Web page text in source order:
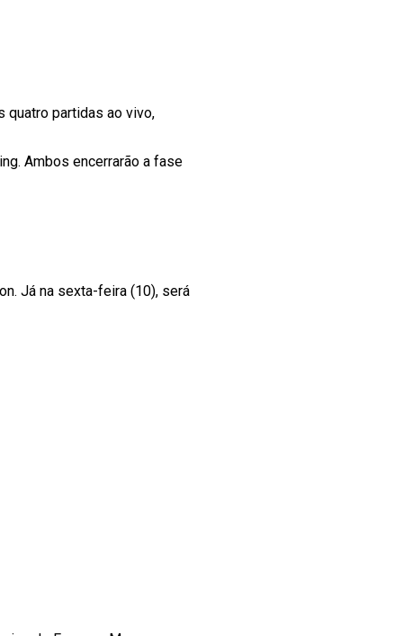
quatro partidas ao vivo,
Ambos encerrarão a fase
Já na sexta-feira (10), será